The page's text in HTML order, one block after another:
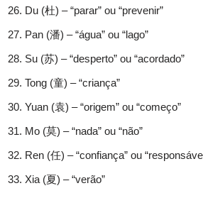
Du (杜) – “parar” ou “prevenir”
Pan (潘) – “água” ou “lago”
Su (苏) – “desperto” ou “acordado”
Tong (童) – “criança”
Yuan (袁) – “origem” ou “começo”
Mo (莫) – “nada” ou “não”
Ren (任) – “confiança” ou
Xia (夏) – “verão”